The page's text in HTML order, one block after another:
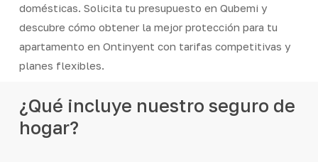
domésticas. Solicita tu presupuesto en Qubemi y
descubre cómo obtener la mejor protección para tu
apartamento en Ontinyent con tarifas competitivas y
planes flexibles.
¿Qué incluye nuestro seguro de
hogar?